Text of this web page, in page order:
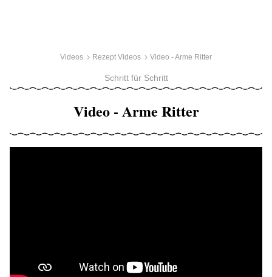
Videos Rezept Videos Video - Arme Ritter
Schritt für Schritt
Video - Arme Ritter